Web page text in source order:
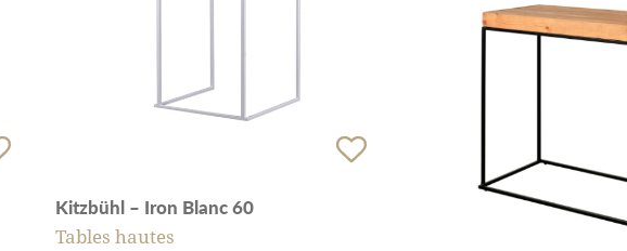
Kitzbühl – Iron Blanc 60
Tables hautes